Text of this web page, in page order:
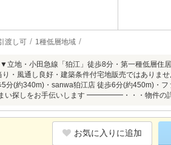
渡し可 1種低層地域
立地・小田急線「狛江」徒歩8分・第一種低層
・風通し良好・建築条件付宅地販売ではありま
分(約340m)・sanwa狛江店 徒歩6分(約450m)・
い探しをお手伝いします ━━━━━・・・物件の詳
お気に入りに追加